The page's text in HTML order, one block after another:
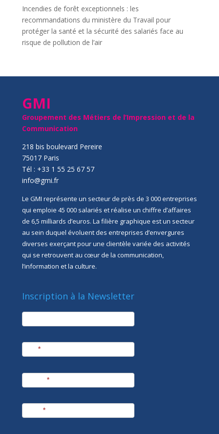
Incendies de forêt exceptionnels : les
recommandations du ministère du Travail pour
protéger la santé et la sécurité des salariés face au
risque de pollution de l’air
GMI
Groupement des Métiers de l’Impression et de la
Communication
218 bis boulevard Pereire
75017 Paris
Tél : +33 1 55 25 67 57
info@gmi.fr
Le GMI représente un secteur de près de 3 000 entreprises
qui emploie 45 000 salariés et réalise un chiffre d’affaires
de 6,5 milliards d’euros. La filière graphique est un secteur
au sein duquel évoluent des entreprises d’envergures
diverses exerçant pour une clientèle variée des activités
qui se retrouvent au cœur de la communication,
l’information et la culture.
Inscription à la Newsletter
newsletter
*
*
*